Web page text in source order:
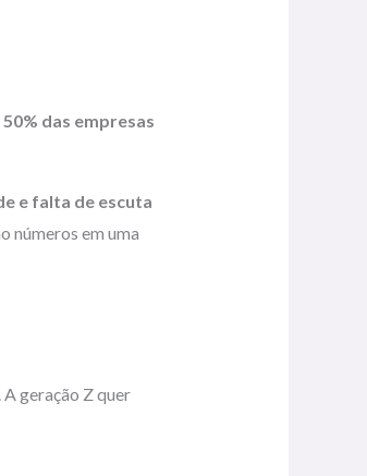
das empresas
e falta de escuta
números em uma
A geração Z quer